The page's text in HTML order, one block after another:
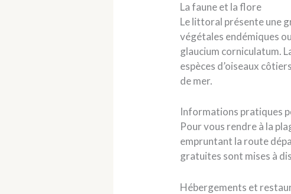
La faune et la flore
Le littoral présente une
végétales endémiques
glaucium corniculatum.
espèces d’oiseaux
de mer.
Informations pratiques
Pour vous rendre à la
empruntant la route
gratuites sont mises à
Hébergements et